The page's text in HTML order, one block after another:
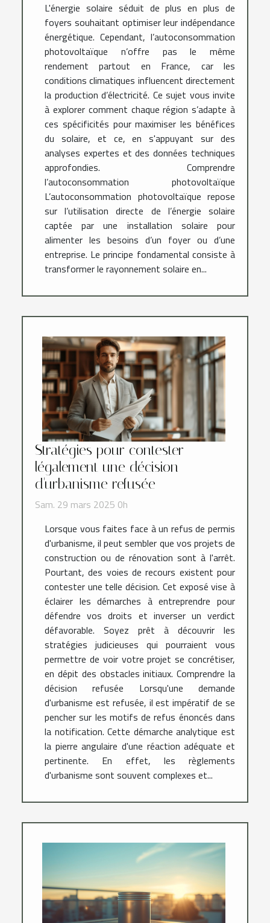
L'énergie solaire séduit de plus en plus de
foyers souhaitant optimiser leur indépendance
énergétique. Cependant, l’autoconsommation
photovoltaïque n’offre pas le même
rendement partout en France, car les
conditions climatiques influencent directement
la production d’électricité. Ce sujet vous invite
à explorer comment chaque région s’adapte à
ces spécificités pour maximiser les bénéfices
du solaire, et ce, en s'appuyant sur des
analyses expertes et des données techniques
approfondies. Comprendre
l’autoconsommation photovoltaïque
L’autoconsommation photovoltaïque repose
sur l’utilisation directe de l’énergie solaire
captée par une installation solaire pour
alimenter les besoins d’un foyer ou d’une
entreprise. Le principe fondamental consiste à
transformer le rayonnement solaire en...
Stratégies pour contester
légalement une décision
d'urbanisme refusée
Sam. 29 mars 2025 0h
Lorsque vous faites face à un refus de permis
d'urbanisme, il peut sembler que vos projets de
construction ou de rénovation sont à l'arrêt.
Pourtant, des voies de recours existent pour
contester une telle décision. Cet exposé vise à
éclairer les démarches à entreprendre pour
défendre vos droits et inverser un verdict
défavorable. Soyez prêt à découvrir les
stratégies judicieuses qui pourraient vous
permettre de voir votre projet se concrétiser,
en dépit des obstacles initiaux. Comprendre la
décision refusée Lorsqu'une demande
d'urbanisme est refusée, il est impératif de se
pencher sur les motifs de refus énoncés dans
la notification. Cette démarche analytique est
la pierre angulaire d'une réaction adéquate et
pertinente. En effet, les règlements
d'urbanisme sont souvent complexes et...